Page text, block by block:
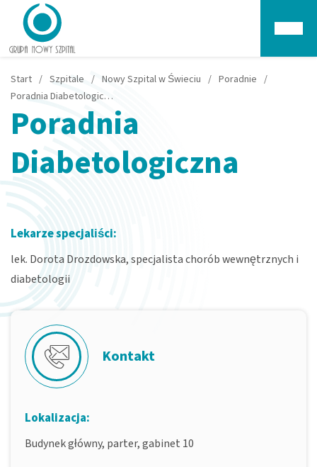
Start / Szpitale / Nowy Szpital w Świeciu / Poradnie /
Poradnia Diabetologiczna
Poradnia
Diabetologiczna
Lekarze specjaliści:
lek. Dorota Drozdowska, specjalista chorób wewnętrznych i
diabetologii
Kontakt
Lokalizacja:
Budynek główny, parter, gabinet 10